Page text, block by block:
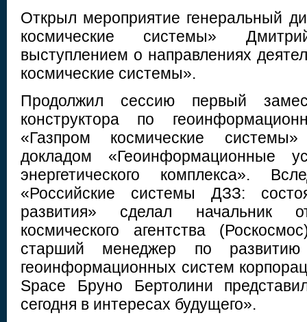
Открыл мероприятие генеральный
космические системы»
выступлением о направлениях
космические системы».
Продолжил сессию первый
конструктора по
«Газпром космические
докладом «Геоинформационные
энергетического комплекса».
«Российские системы ДЗЗ:
развития» сделал начальник
космического агентства
старший менеджер по развитию
геоинформационных систем
Space Бруно Бертолини
сегодня в интересах будущего».